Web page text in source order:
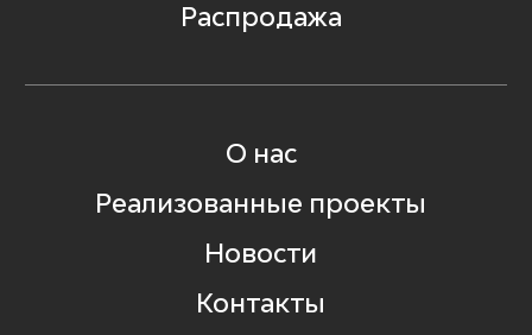
Распродажа
О нас
Реализованные проекты
Новости
Контакты